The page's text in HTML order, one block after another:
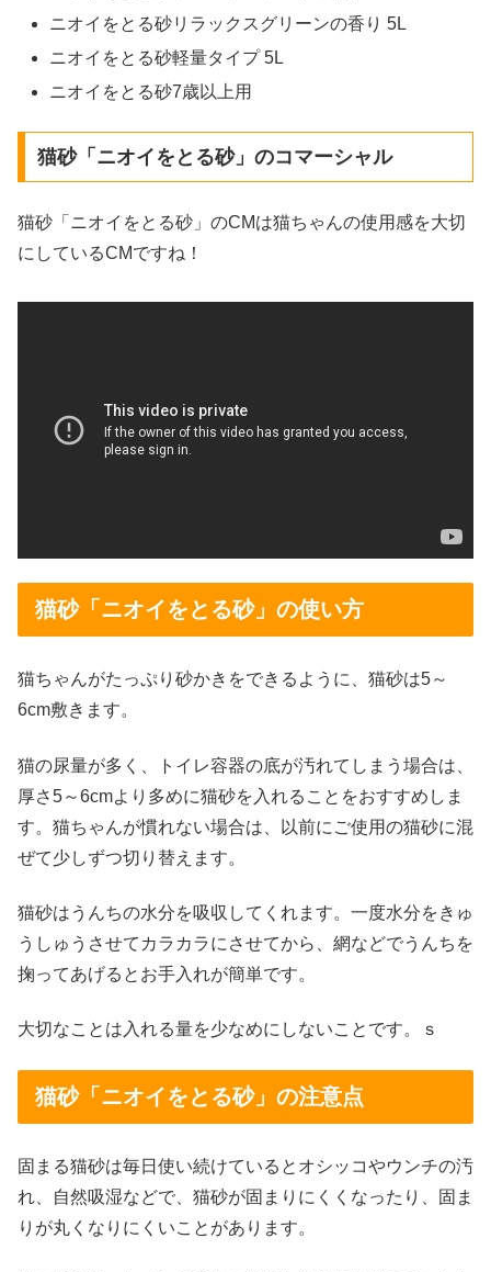
ニオイをとる砂リラックスグリーンの香り 5L
ニオイをとる砂軽量タイプ 5L
ニオイをとる砂7歳以上用
猫砂「ニオイをとる砂」のコマーシャル
猫砂「ニオイをとる砂」のCMは猫ちゃんの使用感を大切
にしているCMですね！
猫砂「ニオイをとる砂」の使い方
猫ちゃんがたっぷり砂かきをできるように、猫砂は5～
6cm敷きます。
猫の尿量が多く、トイレ容器の底が汚れてしまう場合は、
厚さ5～6cmより多めに猫砂を入れることをおすすめしま
す。猫ちゃんが慣れない場合は、以前にご使用の猫砂に混
ぜて少しずつ切り替えます。
猫砂はうんちの水分を吸収してくれます。一度水分をきゅ
うしゅうさせてカラカラにさせてから、網などでうんちを
掬ってあげるとお手入れが簡単です。
大切なことは入れる量を少なめにしないことです。ｓ
猫砂「ニオイをとる砂」の注意点
固まる猫砂は毎日使い続けているとオシッコやウンチの汚
れ、自然吸湿などで、猫砂が固まりにくくなったり、固ま
りが丸くなりにくいことがあります。